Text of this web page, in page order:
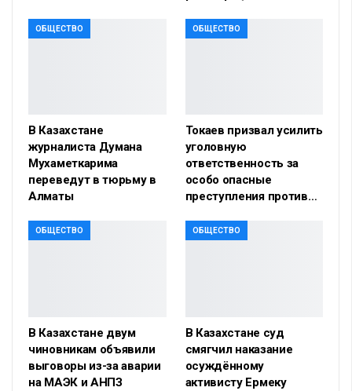
ОБЩЕСТВО
В Казахстане
журналиста Думана
Мухаметкарима
переведут в тюрьму в
Алматы
ОБЩЕСТВО
Токаев призвал усилить
уголовную
ответственность за
особо опасные
преступления против…
ОБЩЕСТВО
В Казахстане двум
чиновникам объявили
выговоры из-за аварии
на МАЭК и АНПЗ
ОБЩЕСТВО
В Казахстане суд
смягчил наказание
осуждённому
активисту Ермеку